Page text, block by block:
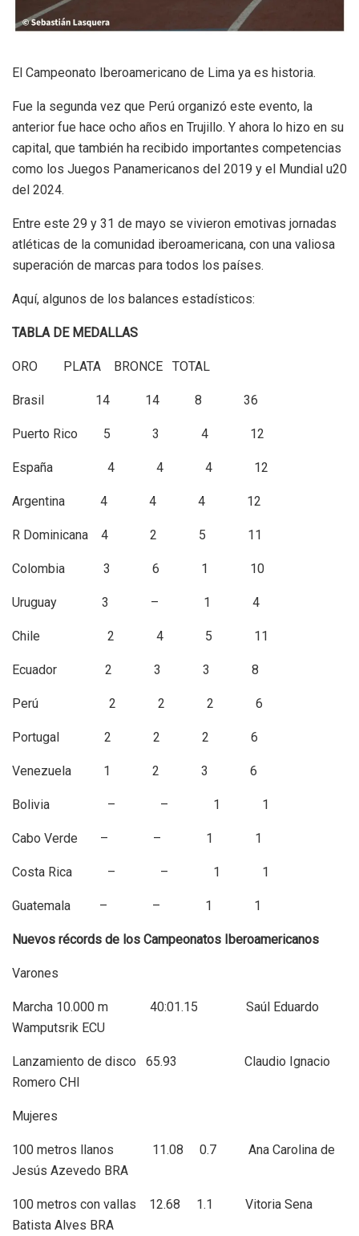
El Campeonato Iberoamericano de Lima ya es historia.
Fue la segunda vez que Perú organizó este evento, la
anterior fue hace ocho años en Trujillo. Y ahora lo hizo en su
capital, que también ha recibido importantes competencias
como los Juegos Panamericanos del 2019 y el Mundial u20
del 2024.
Entre este 29 y 31 de mayo se vivieron emotivas jornadas
atléticas de la comunidad iberoamericana, con una valiosa
superación de marcas para todos los países.
Aquí, algunos de los balances estadísticos:
TABLA DE MEDALLAS
ORO PLATA BRONCE TOTAL
Brasil 14 14 8 36
Puerto Rico 5 3 4 12
España 4 4 4 12
Argentina 4 4 4 12
R Dominicana 4 2 5 11
Colombia 3 6 1 10
Uruguay 3 – 1 4
Chile 2 4 5 11
Ecuador 2 3 3 8
Perú 2 2 2 6
Portugal 2 2 2 6
Venezuela 1 2 3 6
Bolivia – – 1 1
Cabo Verde – – 1 1
Costa Rica – – 1 1
Guatemala – – 1 1
Nuevos récords de los Campeonatos Iberoamericanos
Varones
Marcha 10.000 m 40:01.15 Saúl Eduardo
Wamputsrik ECU
Lanzamiento de disco 65.93 Claudio Ignacio
Romero CHI
Mujeres
100 metros llanos 11.08 0.7 Ana Carolina de
Jesús Azevedo BRA
100 metros con vallas 12.68 1.1 Vitoria Sena
Batista Alves BRA